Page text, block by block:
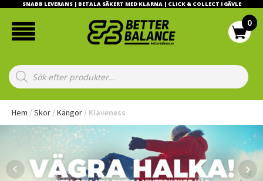
SNABB LEVERANS | BETALA SÄKERT MED KLARNA | CLICK & COLLECT I GÄVLE
Products
search
Hem / Skor / Kängor / Klaveness